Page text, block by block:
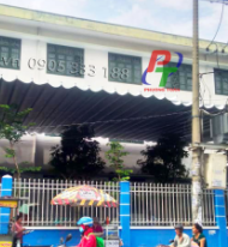
>> CÁC CÔNG